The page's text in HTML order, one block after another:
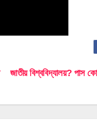
জাতীয় বিশ্ববিদ্যালয়? পাস